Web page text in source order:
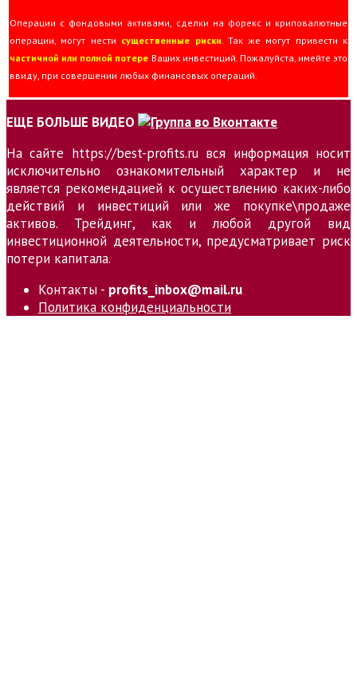
Операции с фондовыми активами, сделки на форекс и криповалютные
операции, могут нести существенные риски . Так же могут привести к
частичной или полной потере Ваших инвестиций. Пожалуйста, имейте это
ввиду, при совершении любых финансовых операций.
ЕЩЕ БОЛЬШЕ ВИДЕО
На сайте https://best-profits.ru вся информация носит
исключительно ознакомительный характер и не
является рекомендацией к осуществлению каких-либо
действий и инвестиций или же покупке\продаже
активов. Трейдинг, как и любой другой вид
инвестиционной деятельности, предусматривает риск
потери капитала.
Контакты - profits_inbox@mail.ru
Политика конфиденциальности